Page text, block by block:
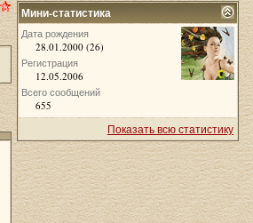
Мини-статистика
Дата рождения
28.01.2000 (26)
Регистрация
12.05.2006
Всего сообщений
655
Показать всю статистику